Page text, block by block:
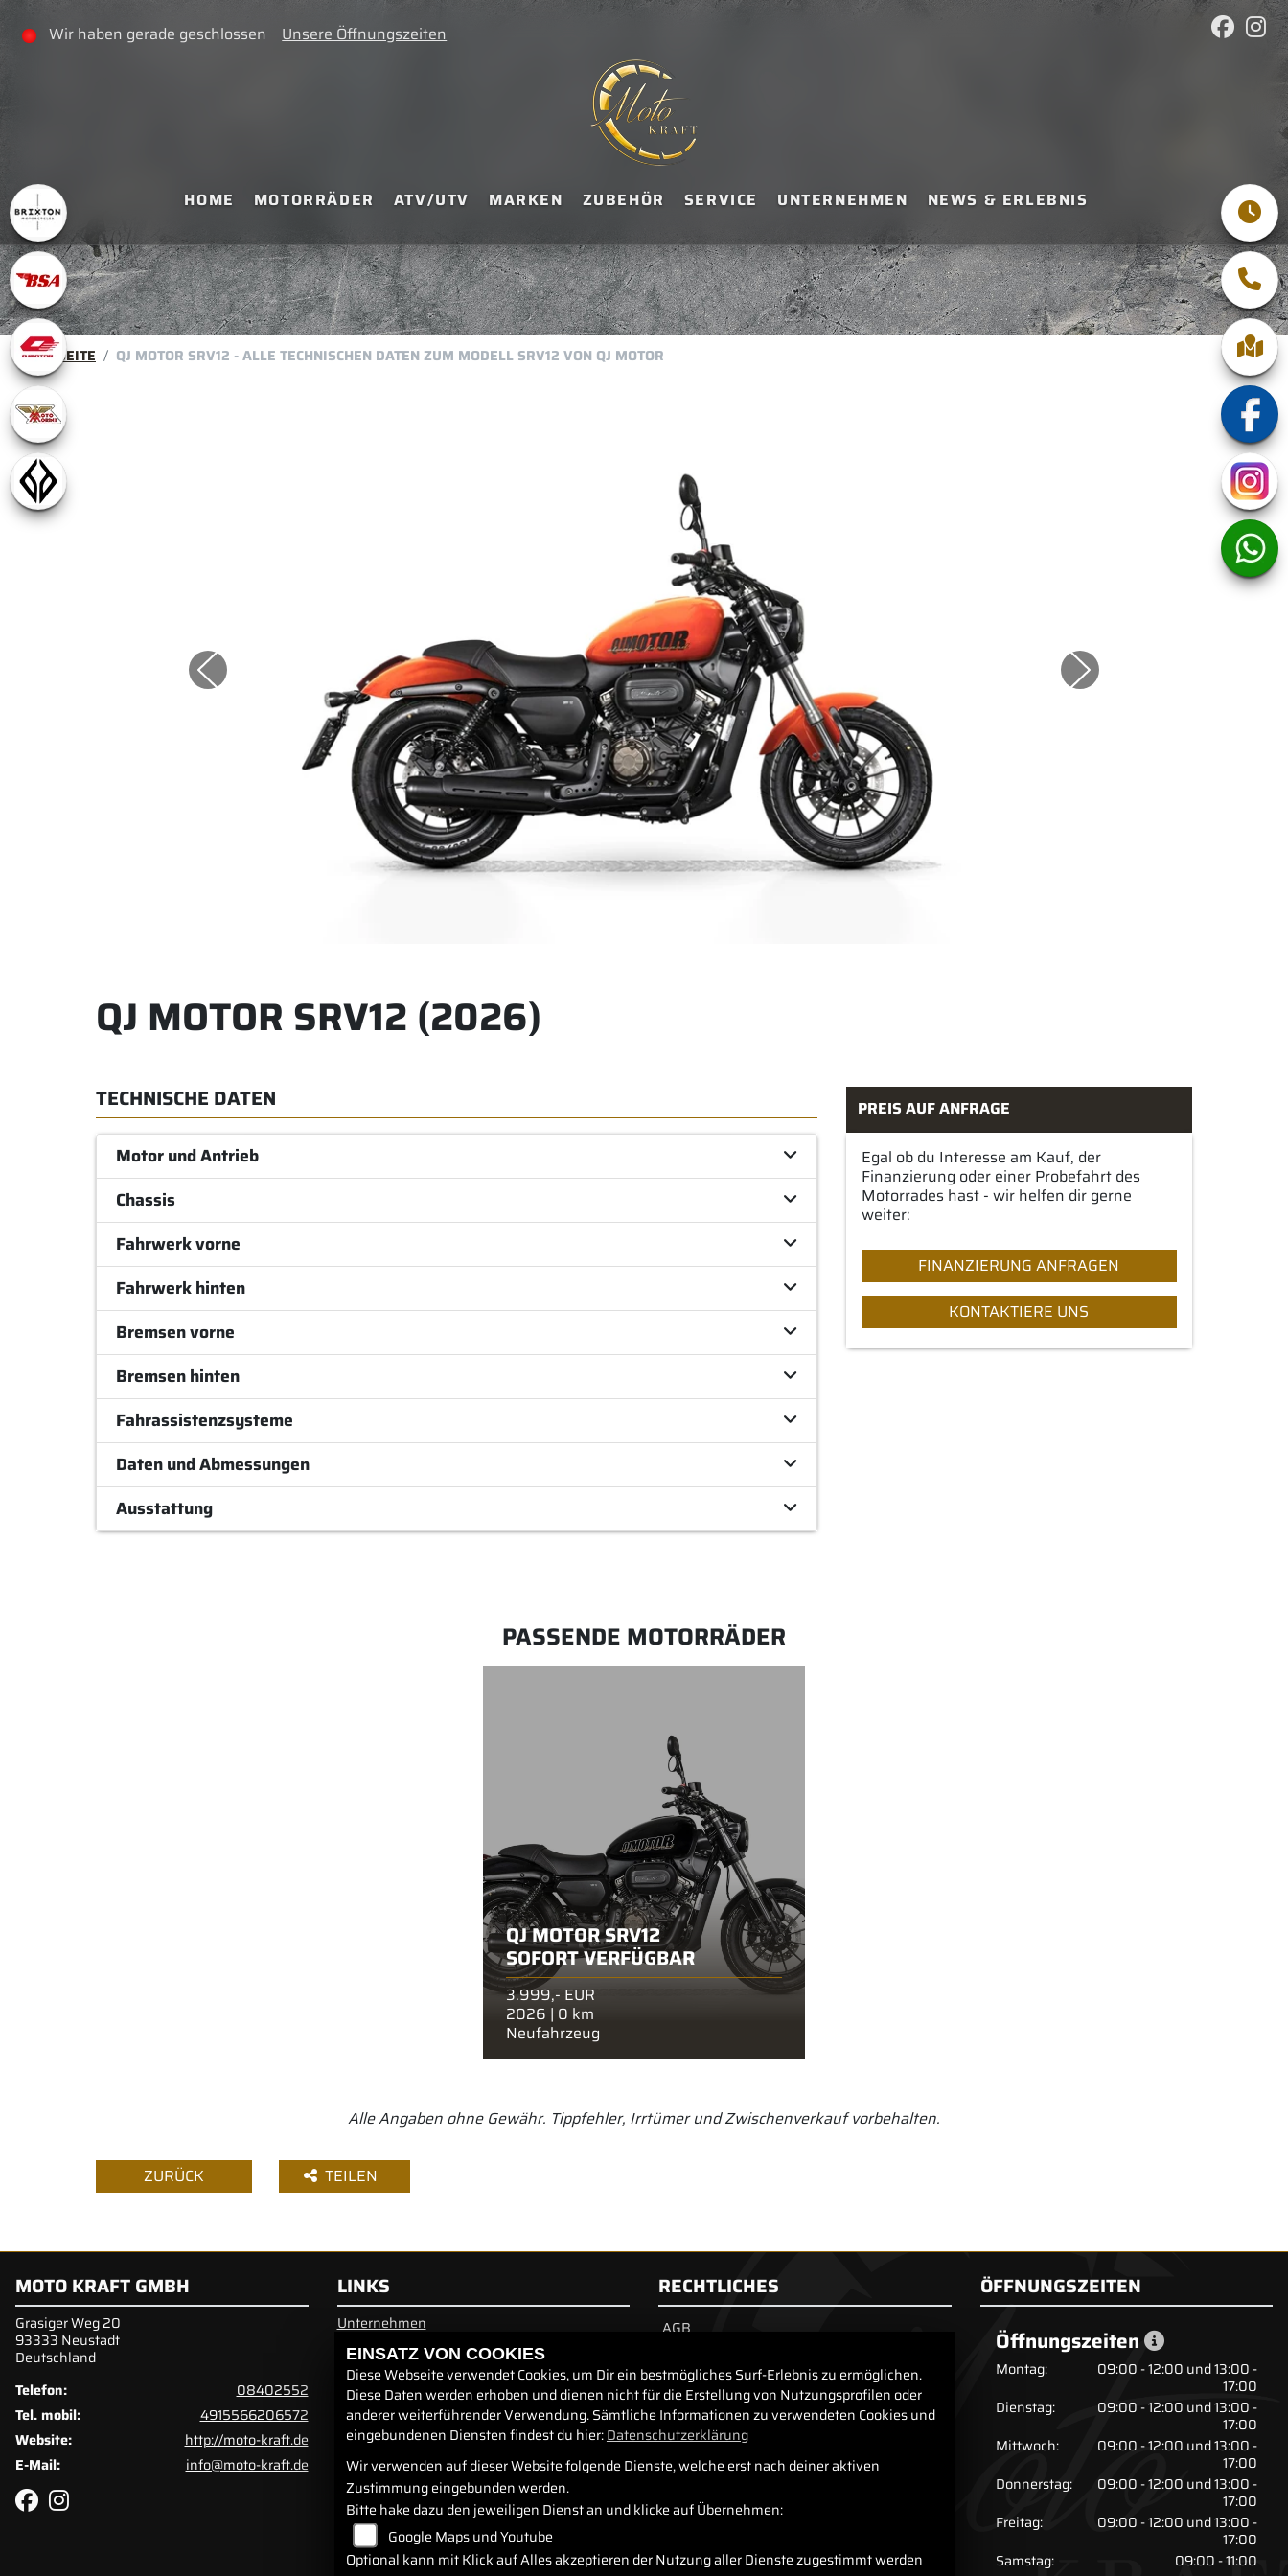
Wir haben gerade geschlossen Unsere Öffnungszeiten
HOME MOTORRÄDER ATV/UTV MARKEN ZUBEHÖR SERVICE UNTERNEHMEN NEWS & ERLEBNIS
STARTSEITE QJ MOTOR SRV12 - ALLE TECHNISCHEN DATEN ZUM MODELL SRV12 VON QJ MOTOR
QJ MOTOR SRV12 (2026)
TECHNISCHE DATEN
Motor und Antrieb
Chassis
Fahrwerk vorne
Fahrwerk hinten
Bremsen vorne
Bremsen hinten
Fahrassistenzsysteme
Daten und Abmessungen
Ausstattung
PREIS AUF ANFRAGE
Egal ob du Interesse am Kauf, der
Finanzierung oder einer Probefahrt des
Motorrades hast - wir helfen dir gerne
weiter:
FINANZIERUNG ANFRAGEN
KONTAKTIERE UNS
PASSENDE MOTORRÄDER
QJ MOTOR SRV12
SOFORT VERFÜGBAR
3.999,- EUR
2026 | 0 km
Neufahrzeug
Alle Angaben ohne Gewähr. Tippfehler, Irrtümer und Zwischenverkauf vorbehalten.
ZURÜCK TEILEN
MOTO KRAFT GMBH
Grasiger Weg 20
93333 Neustadt
Deutschland
Telefon:
08402552
Tel. mobil:
4915566206572
Website:
http://moto-kraft.de
E-Mail:
info@moto-kraft.de
LINKS
Unternehmen
Gebrauchtfahrzeuge
Service
RECHTLICHES
AGB
Datenschutz
Disclaimer
Barrierefreiheit
ÖFFNUNGSZEITEN
Öffnungszeiten
Montag:
09:00 - 12:00 und 13:00 -
17:00
Dienstag:
09:00 - 12:00 und 13:00 -
17:00
Mittwoch:
09:00 - 12:00 und 13:00 -
17:00
Donnerstag:
09:00 - 12:00 und 13:00 -
17:00
Freitag:
09:00 - 12:00 und 13:00 -
17:00
Samstag:
09:00 - 11:00
EINSATZ VON COOKIES
Diese Webseite verwendet Cookies, um Dir ein bestmögliches Surf-Erlebnis zu ermöglichen.
Diese Daten werden erhoben und dienen nicht für die Erstellung von Nutzungsprofilen oder
anderer weiterführender Verwendung. Sämtliche Informationen zu verwendeten Cookies und
eingebundenen Diensten findest du hier:Datenschutzerklärung
Wir verwenden auf dieser Website folgende Dienste, welche erst nach deiner aktiven
Zustimmung eingebunden werden.
Bitte hake dazu den jeweiligen Dienst an und klicke auf Übernehmen:
Google Maps und Youtube
Optional kann mit Klick auf Alles akzeptieren der Nutzung aller Dienste zugestimmt werden